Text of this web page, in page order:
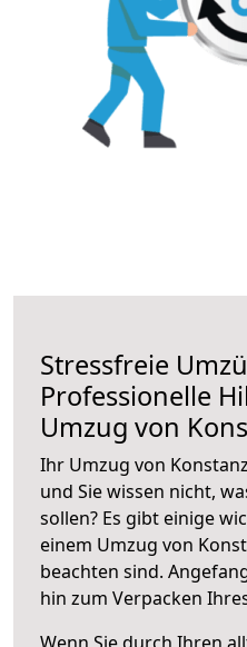
Stressfreie
Professionelle
Umzug von
Ihr Umzug von
und Sie wissen nicht,
sollen? Es gibt einige
einem Umzug von
beachten sind.
hin zum Verpacken